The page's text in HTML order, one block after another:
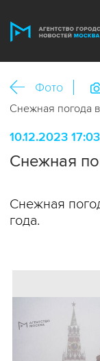
Фото
Снежная погода
10.12.2023 17:03
Снежная
Снежная
года.